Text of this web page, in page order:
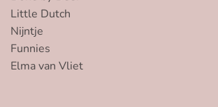
Little Dutch
Nijntje
Funnies
Elma van Vliet